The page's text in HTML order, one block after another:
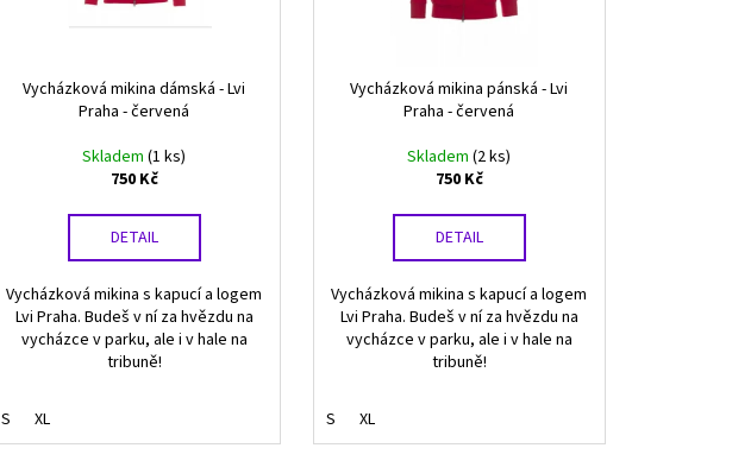
Vycházková mikina dámská - Lvi
Praha - červená
Skladem(1 ks)
750 Kč
DETAIL
Vycházková mikina s kapucí a logem
Lvi Praha. Budeš v ní za hvězdu na
vycházce v parku, ale i v hale na
tribuně!
S XL
Vycházková mikina pánská - Lvi
Praha - červená
Skladem(2 ks)
750 Kč
DETAIL
Vycházková mikina s kapucí a logem
Lvi Praha. Budeš v ní za hvězdu na
vycházce v parku, ale i v hale na
tribuně!
S XL